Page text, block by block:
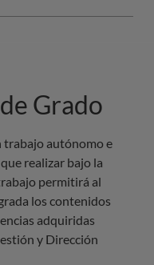
y procesos culinarios
y
de productos de
en el sector
avanzado
en proyectos
y metodologías ágiles
digital
Grado
trabajo autónomo e
realizar bajo la
permitirá al
los contenidos
adquiridas
y Dirección